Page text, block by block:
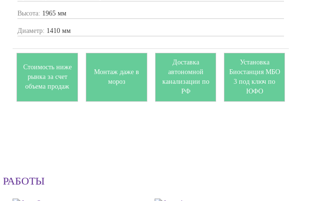
Высота: 1965 мм
Диаметр: 1410 мм
Стоимость ниже
рынка за счет
объема продаж
Монтаж даже в
мороз
Доставка
автономной
канализации по
РФ
Установка
Биостанция МБО
3 под ключ по
ЮФО
РАБОТЫ